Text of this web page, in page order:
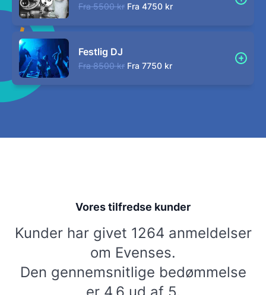
Fra 5500 kr Fra 4750 kr
Festlig DJ
Fra 8500 kr Fra 7750 kr
Vores tilfredse kunder
Kunder har givet 1264 anmeldelser
om Evenses.
Den gennemsnitlige bedømmelse